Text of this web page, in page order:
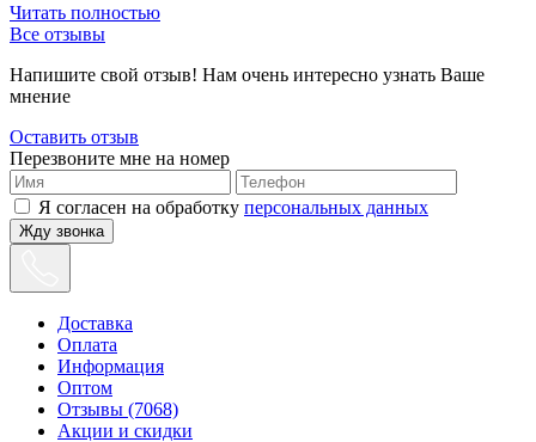
Читать полностью
Все отзывы
Напишите свой отзыв! Нам очень интересно узнать Ваше
мнение
Оставить отзыв
Перезвоните мне на номер
Я согласен на обработку персональных данных
Жду звонка
Доставка
Оплата
Информация
Оптом
Отзывы (7068)
Акции и скидки